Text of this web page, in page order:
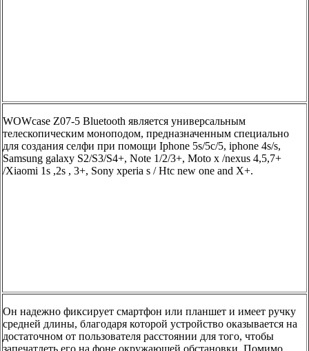
WOWcase Z07-5 Bluetooth является универсальным
телескопическим моноподом, предназначенным специально
для создания селфи при помощи Iphone 5s/5c/5, iphone 4s/s,
Samsung galaxy S2/S3/S4+, Note 1/2/3+, Moto x /nexus 4,5,7+
/Xiaomi 1s ,2s , 3+, Sony xperia s / Htc new one and X+.
Он надежно фиксирует смартфон или планшет и имеет ручку
средней длины, благодаря которой устройство оказывается на
достаточном от пользователя расстоянии для того, чтобы
запечатлеть его на фоне окружающей обстановки. Помимо